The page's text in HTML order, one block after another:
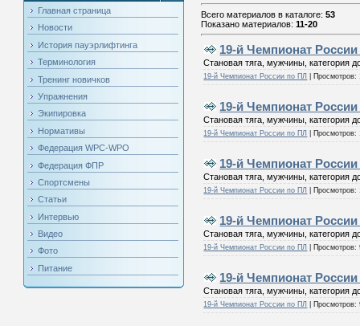
Главная страница
Новости
История пауэрлифтинга
Терминология
Тренинг новичков
Упражнения
Экипировка
Нормативы
Федерация WPC-WPO
Федерация ФПР
Спортсмены
Статьи
Интервью
Видео
Фото
Питание
Всего материалов в каталоге:53
Показано материалов:11-20
19-й Чемпионат
Становая тяга, мужчины, категория
19-й Чемпионат России по ПЛ Просмотров:
19-й Чемпионат
Становая тяга, мужчины, категория
19-й Чемпионат России по ПЛ Просмотров:
19-й Чемпионат
Становая тяга, мужчины, категория
19-й Чемпионат России по ПЛ Просмотров:
19-й Чемпионат
Становая тяга, мужчины, категория
19-й Чемпионат России по ПЛ Просмотров:
19-й Чемпионат
Становая тяга, мужчины, категория
19-й Чемпионат России по ПЛ Просмотров: